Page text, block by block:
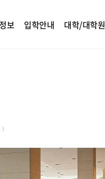
보 입학안내 대학/대학원